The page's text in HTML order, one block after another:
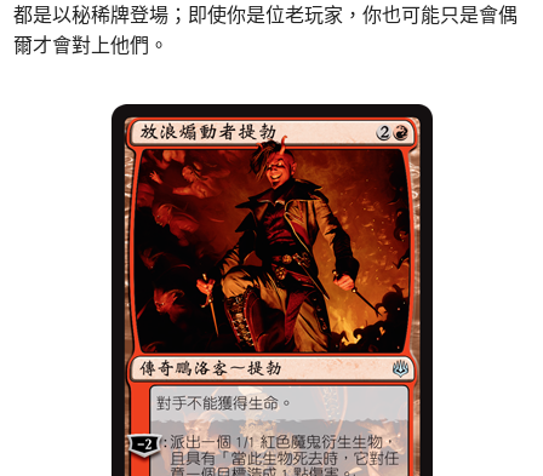
都是以秘稀牌登場；即使你是位老玩家，你也可能只是會偶
爾才會對上他們。